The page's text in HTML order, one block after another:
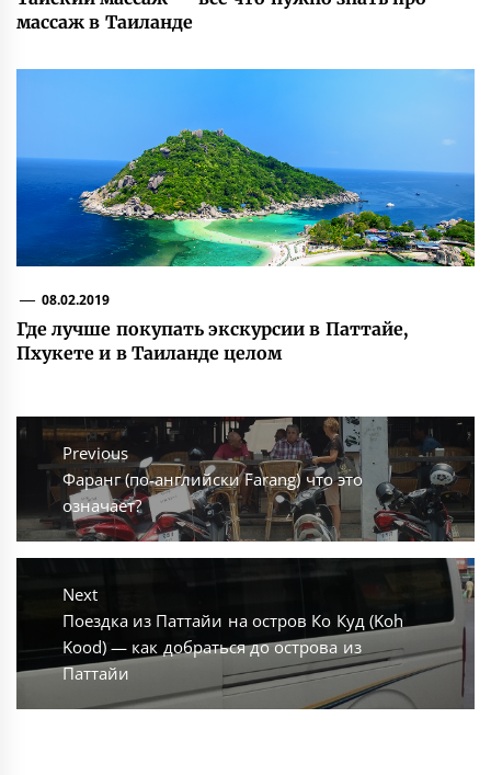
массаж в Таиланде
08.02.2019
Где лучше покупать экскурсии в Паттайе,
Пхукете и в Таиланде целом
Навигация
по
записям
Previous
Previous
post:
Фаранг (по-английски Farang) что это
означает?
Next
Next
post:
Поездка из Паттайи на остров Ко Куд (Koh
Kood) — как добраться до острова из
Паттайи